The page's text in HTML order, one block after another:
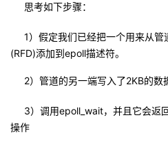
思考如下步骤：
1）假定我们已经把一个用来从管
(RFD)添加到epoll描述符。
2）管道的另一端写入了2KB的数
3）调用epoll_wait，并且它会返
操作